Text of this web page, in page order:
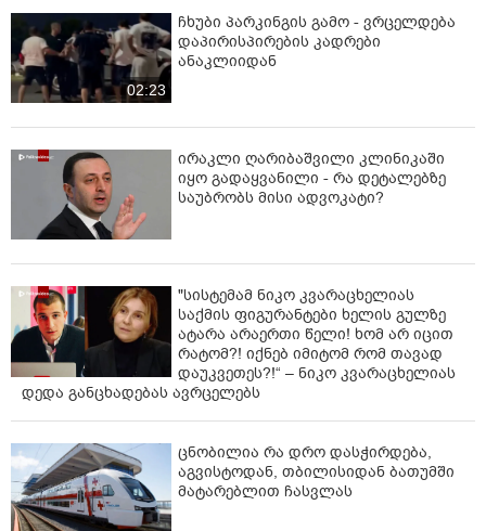
02:23
ჩხუბი პარკინგის გამო - ვრცელდება
დაპირისპირების კადრები
ანაკლიიდან
ირაკლი ღარიბაშვილი კლინიკაში
იყო გადაყვანილი - რა დეტალებზე
საუბრობს მისი ადვოკატი?
"სისტემამ ნიკო კვარაცხელიას
საქმის ფიგურანტები ხელის გულზე
ატარა არაერთი წელი! ხომ არ იცით
რატომ?! იქნებ იმიტომ რომ თავად
დაუკვეთეს?!“ – ნიკო კვარაცხელიას
დედა განცხადებას ავრცელებს
ცნობილია რა დრო დასჭირდება,
აგვისტოდან, თბილისიდან ბათუმში
მატარებლით ჩასვლას